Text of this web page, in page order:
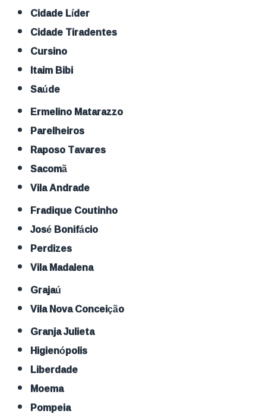
Cidade Líder
Cidade Tiradentes
Cursino
Itaim Bibi
Saúde
Ermelino Matarazzo
Parelheiros
Raposo Tavares
Sacomã
Vila Andrade
Fradique Coutinho
José Bonifácio
Perdizes
Vila Madalena
Grajaú
Vila Nova Conceição
Granja Julieta
Higienópolis
Liberdade
Moema
Pompeia